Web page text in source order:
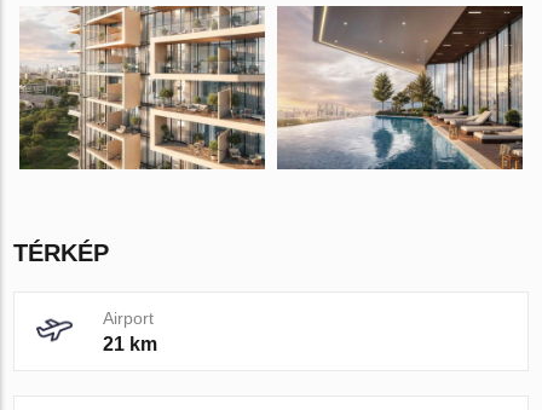
TÉRKÉP
Airport
21 km